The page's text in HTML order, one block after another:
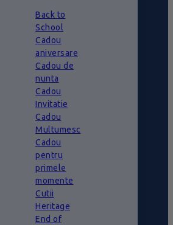
Back to
School
Cadou
aniversare
Cadou de
nunta
Cadou
Invitatie
Cadou
Multumesc
Cadou
pentru
primele
momente
Cutii
Heritage
End of